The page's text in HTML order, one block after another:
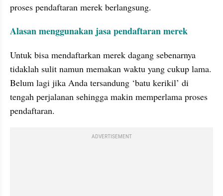
proses pendaftaran merek berlangsung.
Alasan menggunakan jasa pendaftaran merek
Untuk bisa mendaftarkan merek dagang sebenarnya
tidaklah sulit namun memakan waktu yang cukup lama.
Belum lagi jika Anda tersandung ‘batu kerikil’ di
tengah perjalanan sehingga makin memperlama proses
pendaftaran.
ADVERTISEMENT